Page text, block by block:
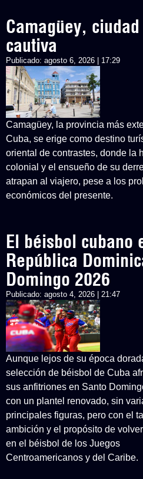
Camagüey,
cautiva
Publicado: agosto 6, 2026 | 17:29
Camagüey, la provincia más
Cuba, se erige como destino
oriental de contrastes, donde la
colonial y el ensueño de su
atrapan al viajero, pese a los
económicos del presente.
El béisbol cubano
República
Domingo 2026
Publicado: agosto 4, 2026 | 21:47
Aunque lejos de su época
selección de béisbol de Cuba
sus anfitriones en Santo
con un plantel renovado, sin
principales figuras, pero con el
ambición y el propósito de
en el béisbol de los Juegos
Centroamericanos y del Caribe.